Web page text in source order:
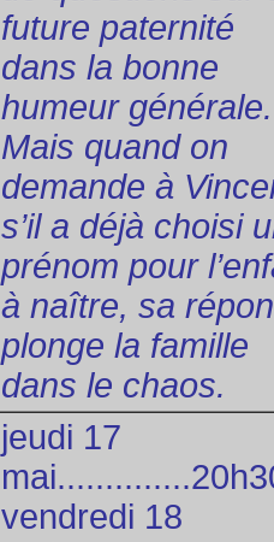
future paternité
dans la bonne
humeur
Mais quand on
demande à
s’il a déjà choisi
prénom pour
à naître, sa
plonge la famille
dans le chaos.
jeudi 17
vendredi 18